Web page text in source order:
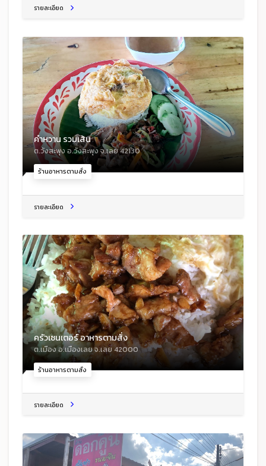
รายละเอียด
ร้านอาหารตามสั่ง
คำหวาน รวมเส้น
ต.วังสะพุง อ.วังสะพุง จ.เลย 42130
รายละเอียด
ร้านอาหารตามสั่ง
ครัวเซนเตอร์ อาหารตามสั่ง
ต.เมือง อ.เมืองเลย จ.เลย 42000
รายละเอียด